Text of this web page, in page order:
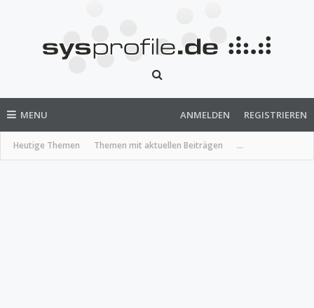
MENU
Heutige Themen Themen mit aktuellen Beiträgen ...
ANMELDEN REGISTRIEREN